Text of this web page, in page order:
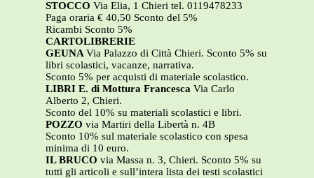
STOCCO Via Elia, 1 Chieri tel. 0119478233
Paga oraria € 40,50 Sconto del 5%
Ricambi Sconto 5%
CARTOLIBRERIE
GEUNAVia Palazzo di Città Chieri. Sconto 5% su
libri scolastici, vacanze, narrativa.
Sconto 5% per acquisti di materiale scolastico.
LIBRI E. di Mottura Francesca Via Carlo
Alberto 2, Chieri.
Sconto del 10% su materiali scolastici e libri.
POZZO via Martiri della Libertà n. 4B
Sconto 10% sul materiale scolastico con spesa
minima di 10 euro.
IL BRUCO via Massa n. 3, Chieri. Sconto 5% su
tutti gli articoli e sull’intera lista dei testi scolastici